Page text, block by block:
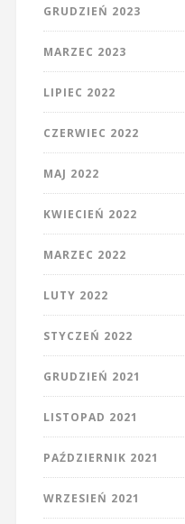
GRUDZIEŃ 2023
MARZEC 2023
LIPIEC 2022
CZERWIEC 2022
MAJ 2022
KWIECIEŃ 2022
MARZEC 2022
LUTY 2022
STYCZEŃ 2022
GRUDZIEŃ 2021
LISTOPAD 2021
PAŹDZIERNIK 2021
WRZESIEŃ 2021